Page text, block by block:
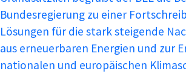
Bundesregierung zu einer
Lösungen für die stark steigende
aus erneuerbaren Energien und zur
nationalen und europäischen